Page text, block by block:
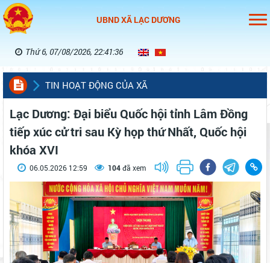
UBND XÃ LẠC DƯƠNG
Thứ 6, 07/08/2026, 22:41:36
TIN HOẠT ĐỘNG CỦA XÃ
Lạc Dương: Đại biểu Quốc hội tỉnh Lâm Đồng
tiếp xúc cử tri sau Kỳ họp thứ Nhất, Quốc hội
khóa XVI
06.05.2026 12:59 104đã xem